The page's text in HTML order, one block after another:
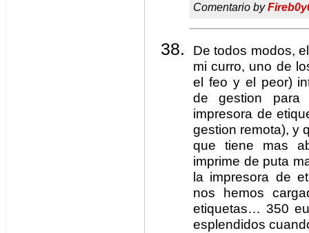
Comentario by
De todos modos,
mi curro, uno de
el feo y el peor)
de gestion
impresora de
gestion remota), y
que tiene mas
imprime de puta
la impresora de
nos hemos
etiquetas… 350
esplendidos